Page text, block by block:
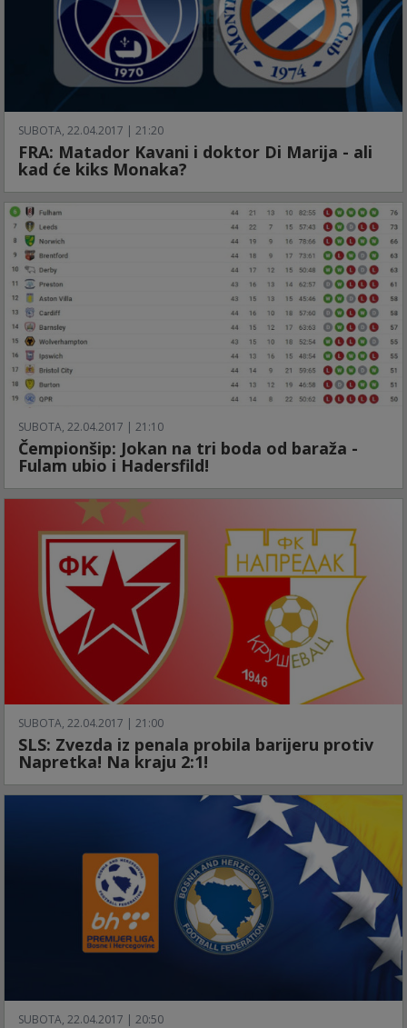
SUBOTA, 22.04.2017 | 21:20
FRA: Matador Kavani i doktor Di Marija - ali
kad će kiks Monaka?
SUBOTA, 22.04.2017 | 21:10
Čempionšip: Jokan na tri boda od baraža -
Fulam ubio i Hadersfild!
SUBOTA, 22.04.2017 | 21:00
SLS: Zvezda iz penala probila barijeru protiv
Napretka! Na kraju 2:1!
SUBOTA, 22.04.2017 | 20:50